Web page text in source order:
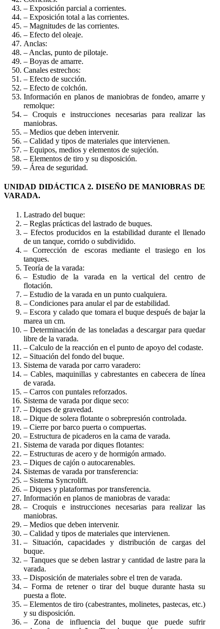
– Exposición parcial a corrientes.
– Exposición total a las corrientes.
– Magnitudes de las corrientes.
– Efecto del oleaje.
Anclas:
– Anclas, punto de pilotaje.
– Boyas de amarre.
Canales estrechos:
– Efecto de succión.
– Efecto de colchón.
Información en planos de maniobras de fondeo, amarre y
remolque:
– Croquis e instrucciones necesarias para realizar las
maniobras.
– Medios que deben intervenir.
– Calidad y tipos de materiales que intervienen.
– Equipos, medios y elementos de sujeción.
– Elementos de tiro y su disposición.
– Área de seguridad.
UNIDAD DIDÁCTICA 2. DISEÑO DE MANIOBRAS DE
VARADA.
Lastrado del buque:
– Reglas prácticas del lastrado de buques.
– Efectos producidos en la estabilidad durante el llenado
de un tanque, corrido o subdividido.
– Corrección de escoras mediante el trasiego en los
tanques.
Teoría de la varada:
– Estudio de la varada en la vertical del centro de
flotación.
– Estudio de la varada en un punto cualquiera.
– Condiciones para anular el par de estabilidad.
– Escora y calado que tomara el buque después de bajar la
marea un cm.
– Determinación de las toneladas a descargar para quedar
libre de la varada.
– Calculo de la reacción en el punto de apoyo del codaste.
– Situación del fondo del buque.
Sistema de varada por carro varadero:
– Cables, maquinillas y cabrestantes en cabecera de línea
de varada.
– Carros con puntales reforzados.
Sistema de varada por dique seco:
– Diques de gravedad.
– Dique de solera flotante o sobrepresión controlada.
– Cierre por barco puerta o compuertas.
– Estructura de picaderos en la cama de varada.
Sistema de varada por diques flotantes:
– Estructuras de acero y de hormigón armado.
– Diques de cajón o autocarenables.
Sistemas de varada por transferencia:
– Sistema Syncrolift.
– Diques y plataformas por transferencia.
Información en planos de maniobras de varada:
– Croquis e instrucciones necesarias para realizar las
maniobras.
– Medios que deben intervenir.
– Calidad y tipos de materiales que intervienen.
– Situación, capacidades y distribución de cargas del
buque.
– Tanques que se deben lastrar y cantidad de lastre para la
varada.
– Disposición de materiales sobre el tren de varada.
– Forma de retener o tirar del buque durante hasta su
puesta a flote.
– Elementos de tiro (cabestrantes, molinetes, pastecas, etc.)
y su disposición.
– Zona de influencia del buque que puede sufrir